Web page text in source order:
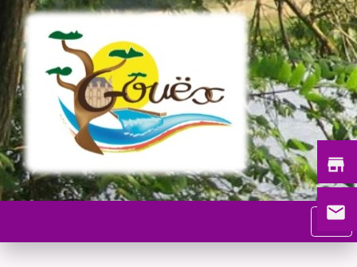
menu
store
email